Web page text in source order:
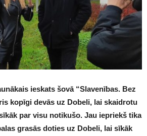
ieskats šovā “Slavenības. Bez
kopīgi devās uz Dobeli, lai skaidrotu
par visu notikušo. Jau iepriekš tika
grasās doties uz Dobeli, lai sīkāk